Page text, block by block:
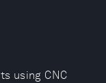
using CNC